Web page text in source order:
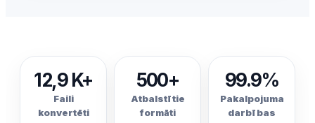
12,9 K+
Faili
konvertēti
500+
Atbalstītie
formāti
99.9%
Pakalpojuma
darbības